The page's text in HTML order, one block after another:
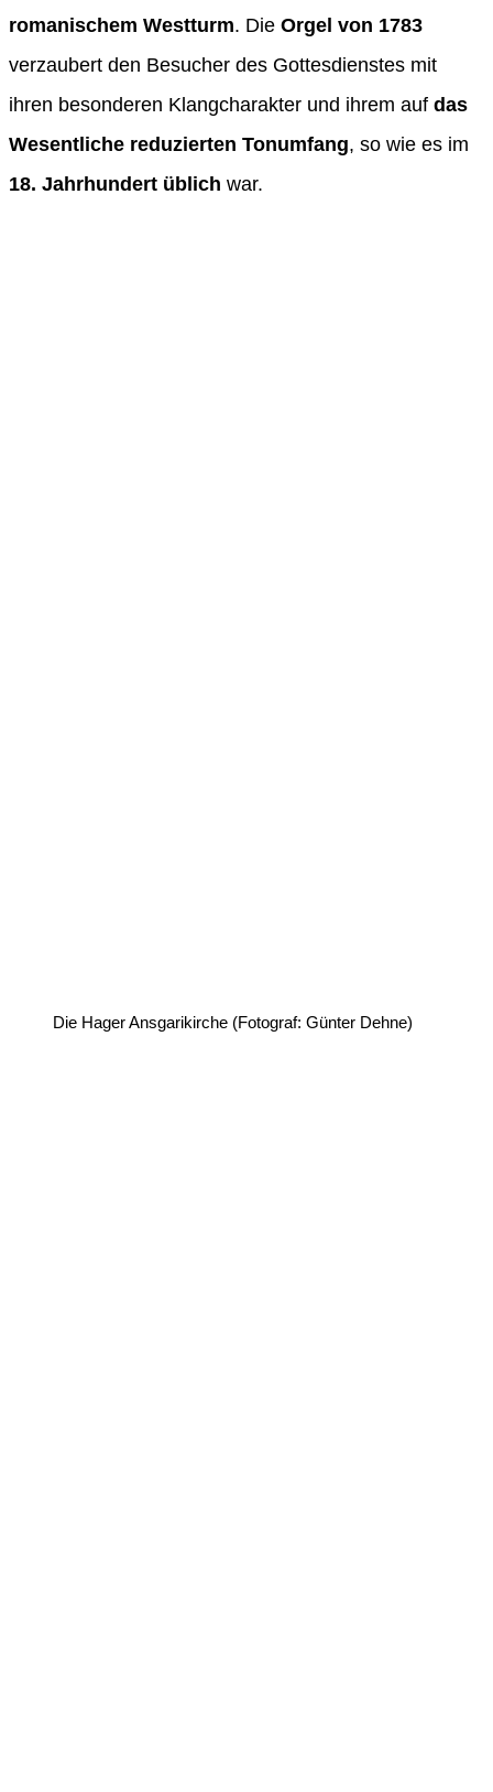
romanischem Westturm. Die Orgel von 1783
verzaubert den Besucher des Gottesdienstes mit
ihren besonderen Klangcharakter und ihrem auf das
Wesentliche reduzierten Tonumfang, so wie es im
18. Jahrhundert üblich war.
Die Hager Ansgarikirche (Fotograf: Günter Dehne)